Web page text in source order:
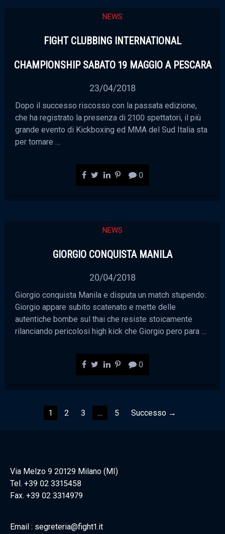
NEWS
FIGHT CLUBBING INTERNATIONAL
CHAMPIONSHIP SABATO 19 MAGGIO A PESCARA
23/04/2018
Dopo il successo riscosso con la passata edizione,
che ha registrato la presenza di 2100 spettatori, il più
grande evento di Kickboxing ed MMA del Sud Italia sta
per tornare …
0
NEWS
GIORGIO CONQUISTA MANILA
20/04/2018
Giorgio conquista Manila e disputa un match stupendo:
Giorgio appare subito scatenato e mette delle
autentiche bombe sul thai che resiste stoicamente
rilanciando pericolosi high kick che Giorgio pero para …
0
Navigazione
1 2 3 … 5 Successo →
Via Melzo 9 20129 Milano (MI)
Tel. +39 02 3315458
Fax. +39 02 3314979
Email : segreteria@fight1.it